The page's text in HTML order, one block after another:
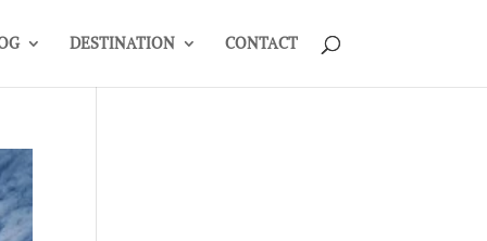
DESTINATION CONTACT